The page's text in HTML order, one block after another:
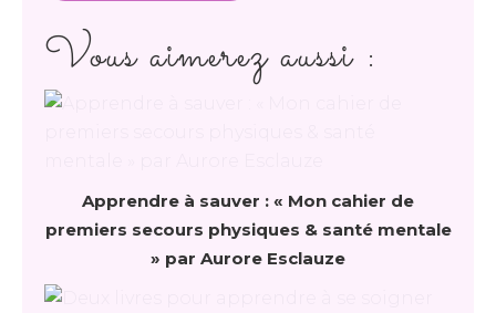
Vous aimerez aussi :
Apprendre à sauver : « Mon cahier de
premiers secours physiques & santé mentale
» par Aurore Esclauze